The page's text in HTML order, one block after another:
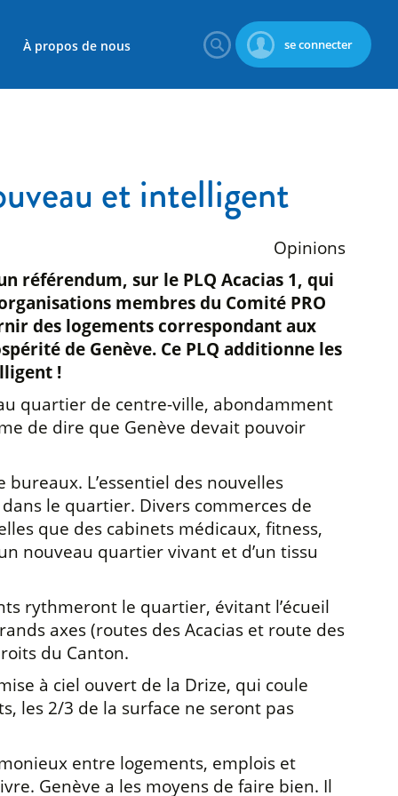
se connecter
À propos de nous
et intelligent
Opinions
référendum, sur le PLQ Acacias 1, qui
membres du Comité PRO
des logements correspondant aux
de Genève. Ce PLQ additionne les
!
quartier de centre-ville, abondamment
de dire que Genève devait pouvoir
L’essentiel des nouvelles
le quartier. Divers commerces de
que des cabinets médicaux, fitness,
nouveau quartier vivant et d’un tissu
rythmeront le quartier, évitant l’écueil
axes (routes des Acacias et route des
du Canton.
à ciel ouvert de la Drize, qui coule
les 2/3 de la surface ne seront pas
entre logements, emplois et
Genève a les moyens de faire bien. Il